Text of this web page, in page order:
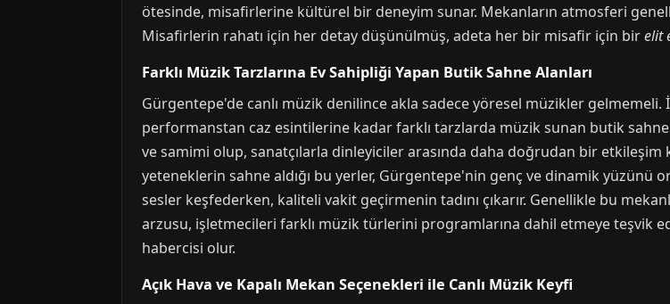
ötesinde, misafirlerine kültürel bir deneyim sunar. Mekanların atmosferi
Misafirlerin rahatı için her detay düşünülmüş, adeta her bir misafir için birelit
Farklı Müzik Tarzlarına Ev Sahipliği Yapan Butik Sahne Alanları
Gürgentepe'de canlı müzik denilince akla sadece yöresel müzikler
performanstan caz esintilerine kadar farklı tarzlarda müzik sunan butik
ve samimi olup, sanatçılarla dinleyiciler arasında daha doğrudan bir etkileşim
yeteneklerin sahne aldığı bu yerler, Gürgentepe'nin genç ve dinamik yüzünü
sesler keşfederken, kaliteli vakit geçirmenin tadını çıkarır. Genellikle bu
arzusu, işletmecileri farklı müzik türlerini programlarına dahil etmeye teşvik
habercisi olur.
Açık Hava ve Kapalı Mekan Seçenekleri ile Canlı Müzik Keyfi